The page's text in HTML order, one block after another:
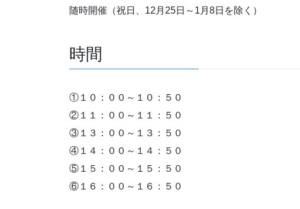
随時開催（祝日、12月25日～1月8日を除く）
時間
①１０：００～１０：５０
②１１：００～１１：５０
③１３：００～１３：５０
④１４：００～１４：５０
⑤１５：００～１５：５０
⑥１６：００～１６：５０